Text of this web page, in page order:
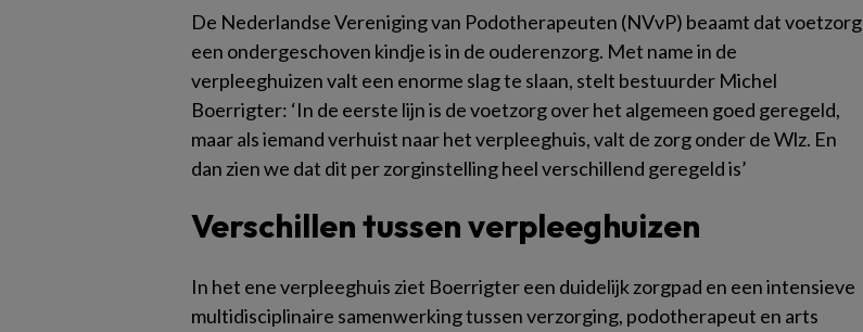
De Nederlandse Vereniging van Podotherapeuten (NVvP) beaamt dat voetzorg
een ondergeschoven kindje is in de ouderenzorg. Met name in de
verpleeghuizen valt een enorme slag te slaan, stelt bestuurder Michel
Boerrigter: ‘In de eerste lijn is de voetzorg over het algemeen goed geregeld,
maar als iemand verhuist naar het verpleeghuis, valt de zorg onder de Wlz. En
dan zien we dat dit per zorginstelling heel verschillend geregeld is’
Verschillen tussen verpleeghuizen
In het ene verpleeghuis ziet Boerrigter een duidelijk zorgpad en een intensieve
multidisciplinaire samenwerking tussen verzorging, podotherapeut en arts